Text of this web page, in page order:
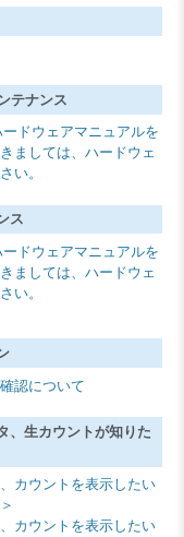
テナンス
ドウェアマニュアルを
ましては、ハードウェ
い。
ス
ドウェアマニュアルを
ましては、ハードウェ
い。
認について
、生カウントが知りた
カウントを表示したい
カウントを表示したい